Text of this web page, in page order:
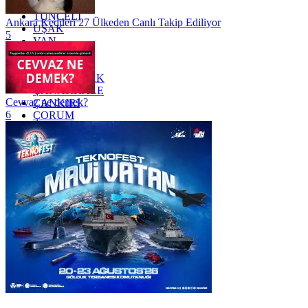
TRABZON
TUNCELİ
UŞAK
VAN
YALOVA
YOZGAT
ZONGULDAK
ÇANAKKALE
ÇANKIRI
ÇORUM
İSTANBUL
İZMİR
ŞANLIURFA
ŞIRNAK
Ankara Kedileri 27 Ülkeden Canlı Takip Ediliyor
5
Cevvaz ne demek?
6